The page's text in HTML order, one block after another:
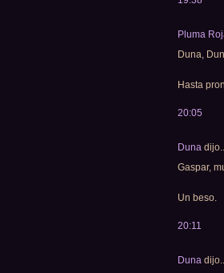
Pluma
Duna,
Hasta
20:05
Duna
Gaspar,
Un beso.
20:11
Duna